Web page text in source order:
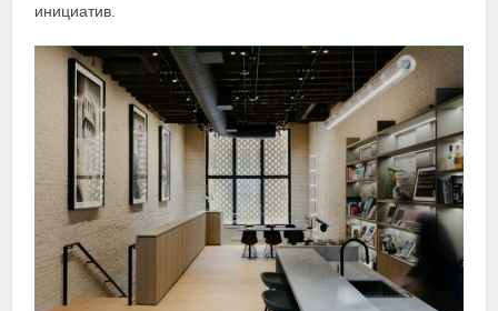
инициатив.